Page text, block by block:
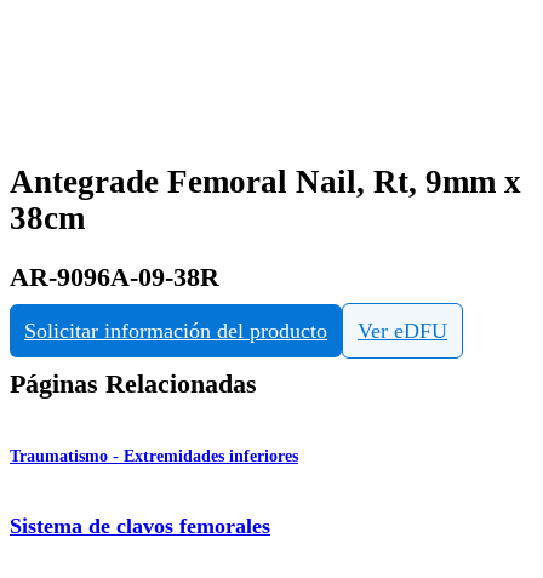
Antegrade Femoral Nail, Rt, 9mm x
38cm
AR-9096A-09-38R
Solicitar información del producto Ver eDFU
Páginas Relacionadas
Traumatismo - Extremidades inferiores
Sistema de clavos femorales